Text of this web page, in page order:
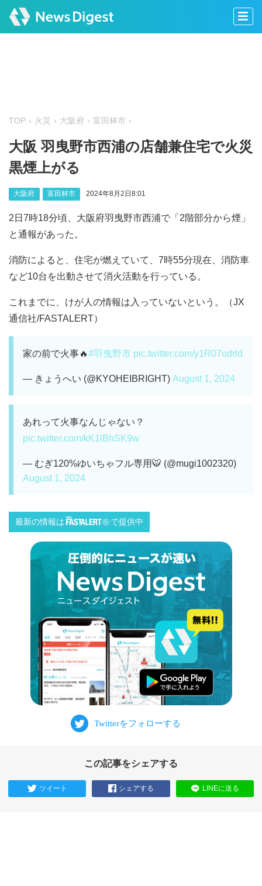
TOP 火災 大阪府 富田林市
大阪 羽曳野市西浦の店舗兼住宅で火災
黒煙上がる
大阪府 富田林市 2024年8月2日8:01
2日7時18分頃、大阪府羽曳野市西浦で「2階部分から煙」
と通報があった。
消防によると、住宅が燃えていて、7時55分現在、消防車
など10台を出動させて消火活動を行っている。
これまでに、けが人の情報は入っていないという。（JX
通信社/FASTALERT）
家の前で火事🔥#羽曳野市 pic.twitter.com/y1R07odrld
— きょうへい (@KYOHEIBRIGHT) August 1, 2024
あれって火事なんじゃない？
pic.twitter.com/kK1lBhSK9w
— むぎ120%ゆいちゃフル専用🐯 (@mugi1002320)
August 1, 2024
最新の情報は で提供中
この記事をシェアする
ツイート シェアする LINEに送る